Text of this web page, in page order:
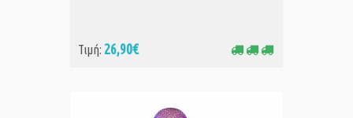
Τιμή: 26,90€